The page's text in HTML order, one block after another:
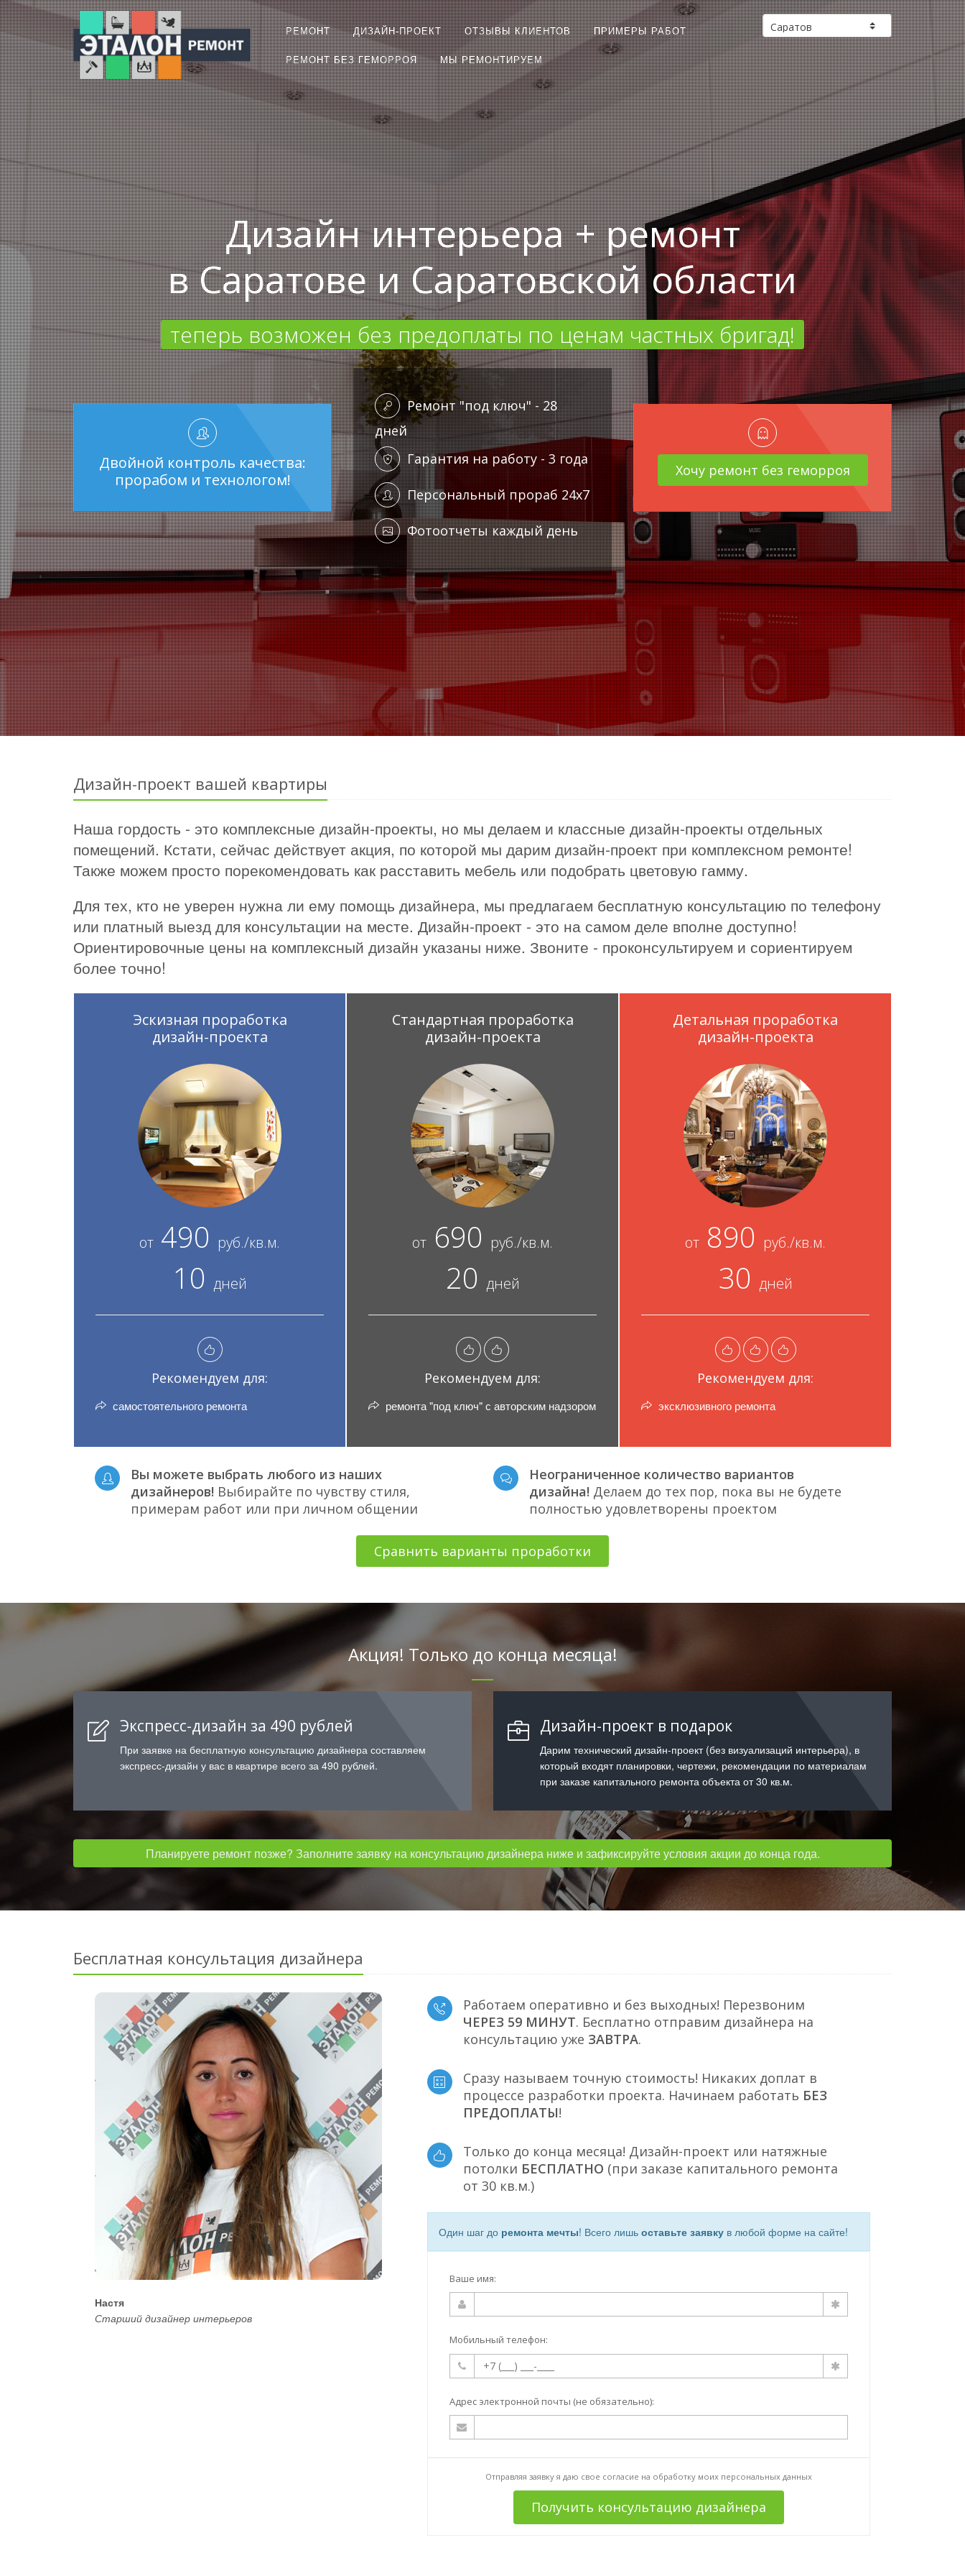
РЕМОНТ ДИЗАЙН-ПРОЕКТ ОТЗЫВЫ КЛИЕНТОВ ПРИМЕРЫ РАБОТ
РЕМОНТ БЕЗ ГЕМОРРОЯ МЫ РЕМОНТИРУЕМ
Дизайн интерьера + ремонт
в Саратове и Саратовской области
теперь возможен без предоплаты по ценам частных бригад!
Двойной контроль качества:
прорабом и технологом!
Ремонт "под ключ" - 28
дней
Гарантия на работу - 3 года
Персональный прораб 24x7
Фотоотчеты каждый день
Хочу ремонт без геморроя
Дизайн-проект вашей квартиры
Наша гордость - это комплексные дизайн-проекты, но мы делаем и классные дизайн-проекты отдельных
помещений. Кстати, сейчас действует акция, по которой мы дарим дизайн-проект при комплексном ремонте!
Также можем просто порекомендовать как расставить мебель или подобрать цветовую гамму.
Для тех, кто не уверен нужна ли ему помощь дизайнера, мы предлагаем бесплатную консультацию по телефону
или платный выезд для консультации на месте. Дизайн-проект - это на самом деле вполне доступно!
Ориентировочные цены на комплексный дизайн указаны ниже. Звоните - проконсультируем и сориентируем
более точно!
Эскизная проработка
дизайн-проекта
от 490 руб./кв.м.
10 дней
Рекомендуем для:
самостоятельного ремонта
Стандартная проработка
дизайн-проекта
от 690 руб./кв.м.
20 дней
Рекомендуем для:
ремонта "под ключ" с авторским надзором
Детальная проработка
дизайн-проекта
от 890 руб./кв.м.
30 дней
Рекомендуем для:
эксклюзивного ремонта
Вы можете выбрать любого из наших
дизайнеров! Выбирайте по чувству стиля,
примерам работ или при личном общении
Неограниченное количество вариантов
дизайна! Делаем до тех пор, пока вы не будете
полностью удовлетворены проектом
Сравнить варианты проработки
Акция! Только до конца месяца!
Экспресс-дизайн за 490 рублей
При заявке на бесплатную консультацию дизайнера составляем
экспресс-дизайн у вас в квартире всего за 490 рублей.
Дизайн-проект в подарок
Дарим технический дизайн-проект (без визуализаций интерьера), в
который входят планировки, чертежи, рекомендации по материалам
при заказе капитального ремонта объекта от 30 кв.м.
Планируете ремонт позже? Заполните заявку на консультацию дизайнера ниже и зафиксируйте условия акции до конца года.
Бесплатная консультация дизайнера
Настя
Старший дизайнер интерьеров
Работаем оперативно и без выходных! Перезвоним
ЧЕРЕЗ 59 МИНУТ. Бесплатно отправим дизайнера на
консультацию уже ЗАВТРА.
Сразу называем точную стоимость! Никаких доплат в
процессе разработки проекта. Начинаем работать БЕЗ
ПРЕДОПЛАТЫ!
Только до конца месяца! Дизайн-проект или натяжные
потолки БЕСПЛАТНО (при заказе капитального ремонта
от 30 кв.м.)
Один шаг до ремонта мечты! Всего лишь оставьте заявкув любой форме на сайте!
Ваше имя:
Мобильный телефон:
Адрес электронной почты (не обязательно):
Отправляя заявку я даю свое согласие на обработку моих персональных данных
Получить консультацию дизайнера